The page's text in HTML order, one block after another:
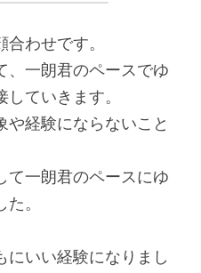
わせです。
、一朗君のペースでゆ
ていきます。
や経験にならないこと
て一朗君のペースにゆ
。
にいい経験になりまし